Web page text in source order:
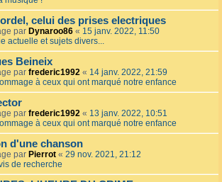
celui des prises electriques
par Dynaroo86 « 15 janv. 2022, 11:50
actuelle et sujets divers...
Beineix
par frederic1992 « 14 janv. 2022, 21:59
à ceux qui ont marqué notre enfance
par frederic1992 « 13 janv. 2022, 10:51
à ceux qui ont marqué notre enfance
d'une chanson
par Pierrot « 29 nov. 2021, 21:12
de recherche